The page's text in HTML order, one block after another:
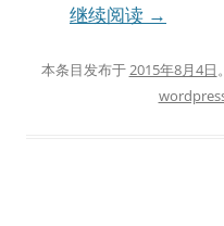
继续阅读 →
本条目发布于 2015年8月4日